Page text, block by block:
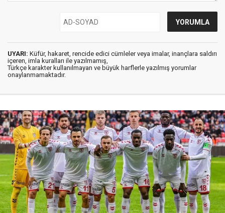
UYARI: Küfür, hakaret, rencide edici cümleler veya imalar, inançlara saldırı
içeren, imla kuralları ile yazılmamış,
Türkçe karakter kullanılmayan ve büyük harflerle yazılmış yorumlar
onaylanmamaktadır.